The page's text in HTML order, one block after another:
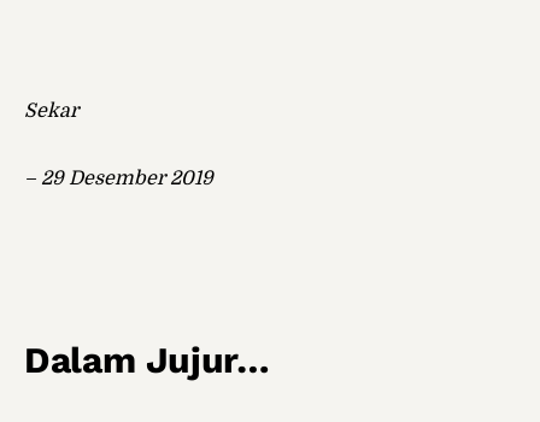
Sekar
– 29 Desember 2019
Dalam Jujur…